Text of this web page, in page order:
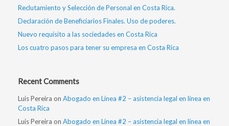
Reclutamiento y Selección de Personal en Costa Rica.
Declaración de Beneficiarios Finales. Uso de poderes.
Nuevo requisito a las sociedades en Costa Rica
Los cuatro pasos para tener su empresa en Costa Rica
Recent Comments
Luis Pereira on Abogado en Linea #2 – asistencia legal en linea en
Costa Rica
Luis Pereira on Abogado en Linea #2 – asistencia legal en linea en